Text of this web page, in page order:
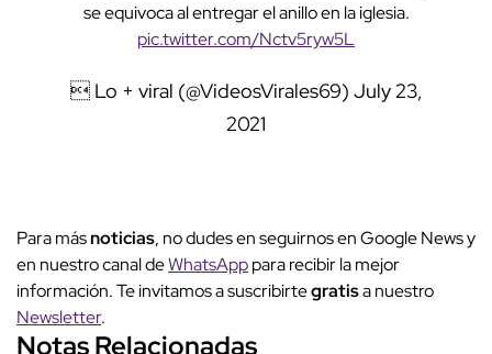
se equivoca al entregar el anillo en la iglesia.
pic.twitter.com/Nctv5ryw5L
 Lo + viral (@VideosVirales69) July 23,
2021
Para másnoticias, no dudes en seguirnos en Google News y
en nuestro canal deWhatsApppara recibir la mejor
información. Te invitamos a suscribirtegratisa nuestro
Newsletter.
Notas Relacionadas